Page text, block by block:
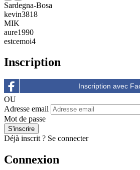
Sardegna-Bosa
kevin3818
MIK
aure1990
estcemoi4
Inscription
OU
Adresse email
Mot de passe
Déjà inscrit ? Se connecter
Connexion